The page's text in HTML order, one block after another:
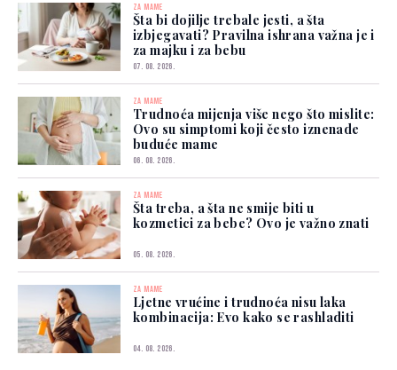
ZA MAME
Šta bi dojilje trebale jesti, a šta
izbjegavati? Pravilna ishrana važna je i
za majku i za bebu
07. 08. 2026.
ZA MAME
Trudnoća mijenja više nego što mislite:
Ovo su simptomi koji često iznenade
buduće mame
06. 08. 2026.
ZA MAME
Šta treba, a šta ne smije biti u
kozmetici za bebe? Ovo je važno znati
05. 08. 2026.
ZA MAME
Ljetne vrućine i trudnoća nisu laka
kombinacija: Evo kako se rashladiti
04. 08. 2026.